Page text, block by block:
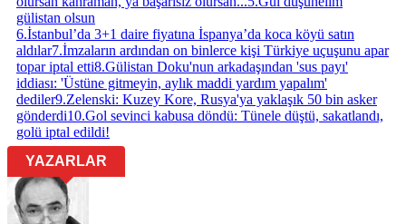
gülistan olsun
6.İstanbul’da 3+1 daire fiyatına İspanya’da koca köyü satın
aldılar7.İmzaların ardından on binlerce kişi Türkiye uçuşunu apar
topar iptal etti8.Gülistan Doku'nun arkadaşından 'sus payı'
iddiası: 'Üstüne gitmeyin, aylık maddi yardım yapalım'
dediler9.Zelenski: Kuzey Kore, Rusya'ya yaklaşık 50 bin asker
gönderdi10.Gol sevinci kabusa döndü: Tünele düştü, sakatlandı,
golü iptal edildi!
YAZARLAR